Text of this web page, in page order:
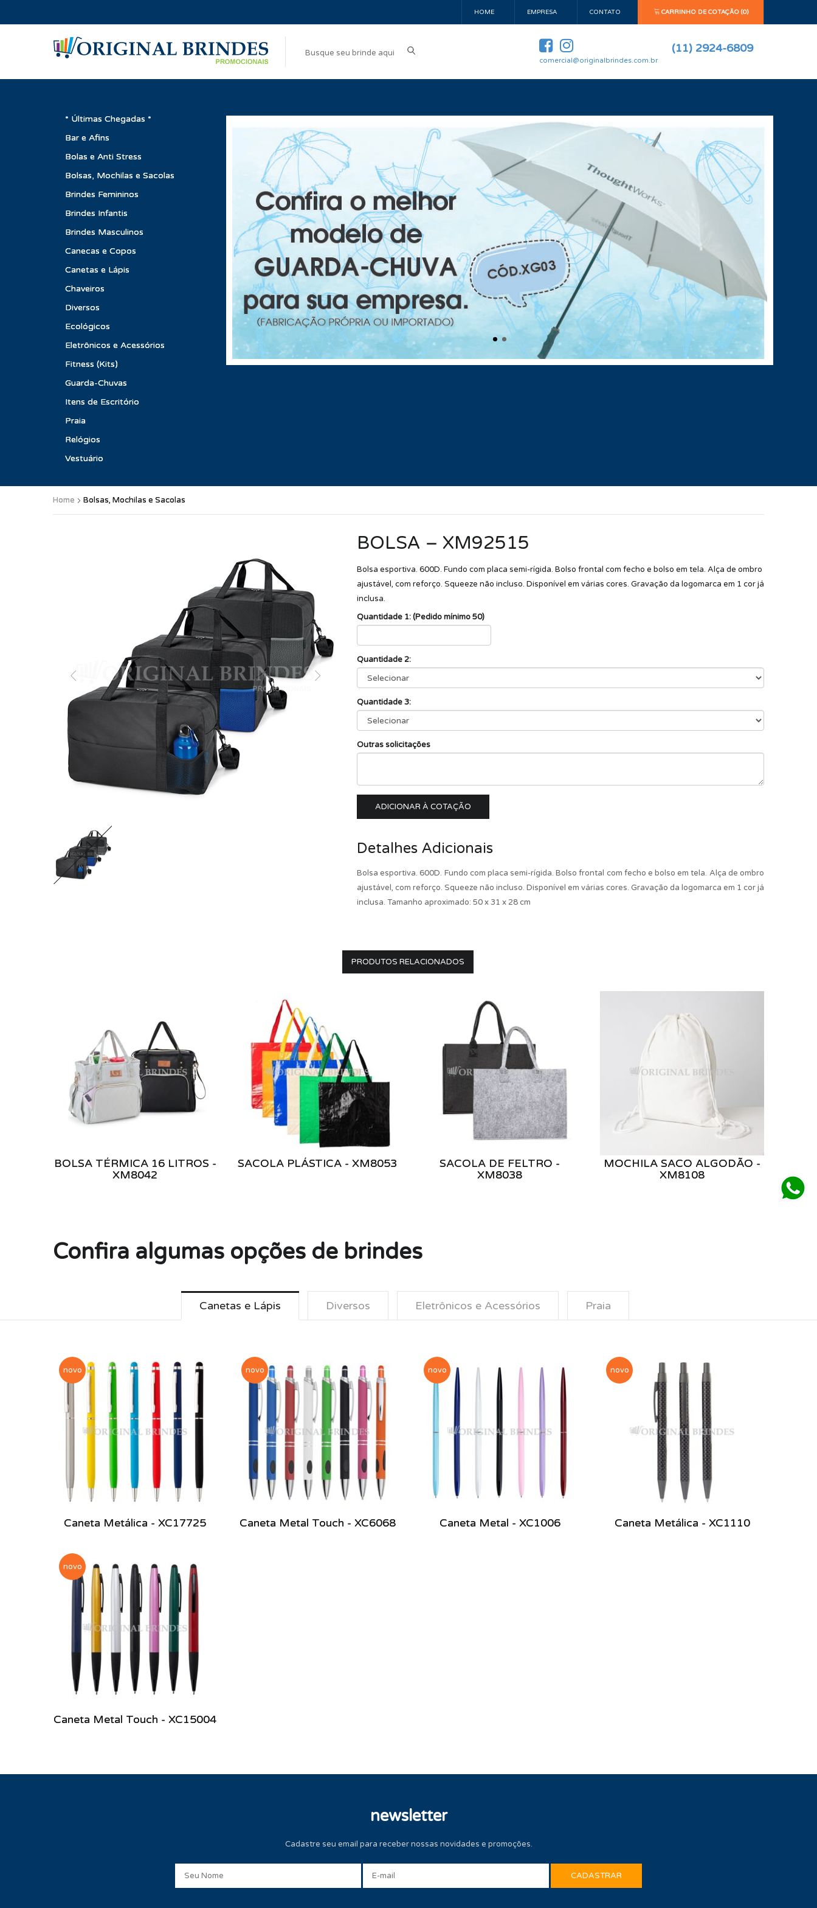
HOME EMPRESA CONTATO CARRINHO DE COTAÇÃO (0)
comercial@originalbrindes.com.br
(11) 2924-6809
* Últimas Chegadas *
Bar e Afins
Bolas e Anti Stress
Bolsas, Mochilas e Sacolas
Brindes Femininos
Brindes Infantis
Brindes Masculinos
Canecas e Copos
Canetas e Lápis
Chaveiros
Diversos
Ecológicos
Eletrônicos e Acessórios
Fitness (Kits)
Guarda-Chuvas
Itens de Escritório
Praia
Relógios
Vestuário
Home Bolsas, Mochilas e Sacolas
BOLSA – XM92515
Bolsa esportiva. 600D. Fundo com placa semi-rígida. Bolso frontal com fecho e bolso em tela. Alça de ombro
ajustável, com reforço. Squeeze não incluso. Disponível em várias cores. Gravação da logomarca em 1 cor já
inclusa.
Quantidade 1: (Pedido mínimo 50)
Quantidade 2:
Quantidade 3:
Outras solicitações
ADICIONAR À COTAÇÃO
Detalhes Adicionais
Bolsa esportiva. 600D. Fundo com placa semi-rígida. Bolso frontal com fecho e bolso em tela. Alça de ombro
ajustável, com reforço. Squeeze não incluso. Disponível em várias cores. Gravação da logomarca em 1 cor já
inclusa. Tamanho aproximado: 50 x 31 x 28 cm
PRODUTOS RELACIONADOS
BOLSA TÉRMICA 16 LITROS -
XM8042
SACOLA PLÁSTICA - XM8053
SACOLA DE FELTRO -
XM8038
MOCHILA SACO ALGODÃO -
XM8108
Confira algumas opções de brindes
Canetas e Lápis Diversos Eletrônicos e Acessórios Praia
novo
Caneta Metálica - XC17725
novo
Caneta Metal Touch - XC6068
novo
Caneta Metal - XC1006
novo
Caneta Metálica - XC1110
novo
Caneta Metal Touch - XC15004
newsletter
Cadastre seu email para receber nossas novidades e promoções.